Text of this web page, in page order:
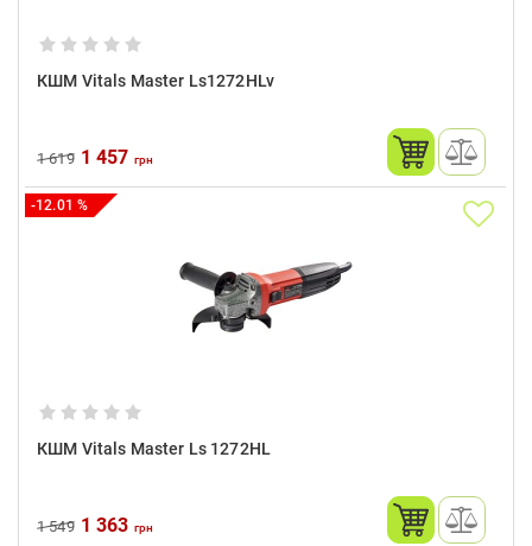
КШМ Vitals Master Ls1272HLv
1 619 1 457 грн
-12.01 %
КШМ Vitals Master Ls 1272HL
1 549 1 363 грн